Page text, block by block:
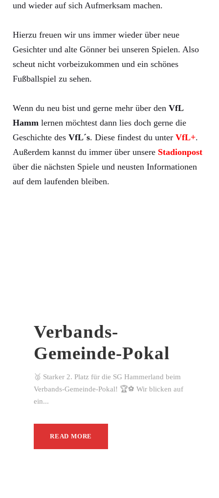
und wieder auf sich Aufmerksam machen.
Hierzu freuen wir uns immer wieder über neue
Gesichter und alte Gönner bei unseren Spielen. Also
scheut nicht vorbeizukommen und ein schönes
Fußballspiel zu sehen.
Wenn du neu bist und gerne mehr über den VfL
Hamm lernen möchtest dann lies doch gerne die
Geschichte des VfL´s. Diese findest du unter VfL+.
Außerdem kannst du immer über unsere Stadionpost
über die nächsten Spiele und neusten Informationen
auf dem laufenden bleiben.
Verbands-
Gemeinde-Pokal
🥈 Starker 2. Platz für die SG Hammerland beim
Verbands-Gemeinde-Pokal! 🏆⚽ Wir blicken auf
ein...
READ MORE